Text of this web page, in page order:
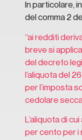
In particolare,
del comma 2
“ai redditi
breve si
del decreto
l’aliquota del
per l’imposta
cedolare
L’aliquota di
per cento per i